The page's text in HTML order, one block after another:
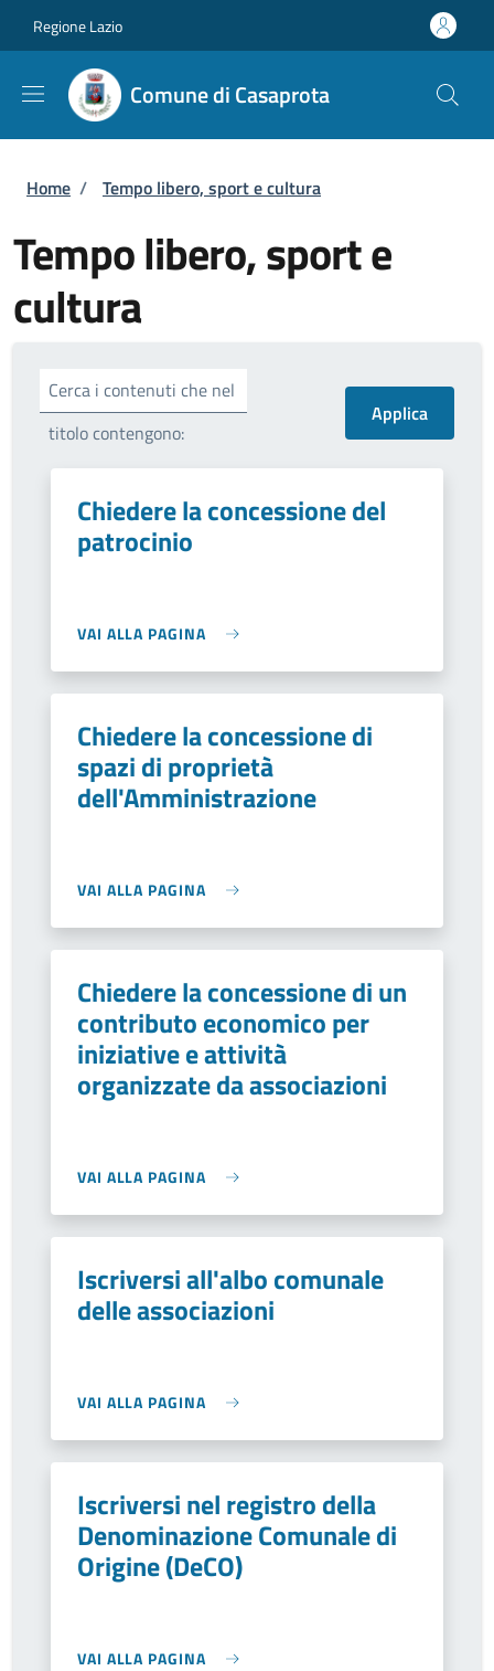
Regione Lazio
Comune di Casaprota
Briciole di pane
Home / Tempo libero, sport e cultura
Tempo libero, sport e
cultura
Cerca i contenuti che nel
titolo contengono:
Chiedere la concessione del
patrocinio
VAI ALLA PAGINA
Chiedere la concessione di
spazi di proprietà
dell'Amministrazione
VAI ALLA PAGINA
Chiedere la concessione di un
contributo economico per
iniziative e attività
organizzate da associazioni
VAI ALLA PAGINA
Iscriversi all'albo comunale
delle associazioni
VAI ALLA PAGINA
Iscriversi nel registro della
Denominazione Comunale di
Origine (DeCO)
VAI ALLA PAGINA